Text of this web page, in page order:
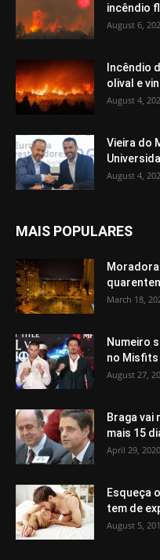
incêndio
August 6,
Incêndio
olival e
August 4,
Vieira do
August 4,
MAIS POPULARES
Moradora
March 18,
Numeiro
no Misfits
August 27,
Braga
mais 15
April 29, 2020
Esqueça
tem de
August 5,